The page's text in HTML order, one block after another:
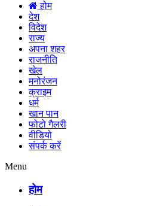
होम
देश
विदेश
राज्य
अपना शहर
राजनीति
खेल
मनोरंजन
क्राइम
धर्म
खान पान
फोटो गैलरी
वीडियो
संपर्क करें
Menu
होम